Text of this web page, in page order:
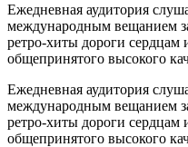
Ежедневная аудитория
международным вещанием
ретро-хиты дороги сердцам
общепринятого высокого
Ежедневная аудитория
международным вещанием
ретро-хиты дороги сердцам
общепринятого высокого